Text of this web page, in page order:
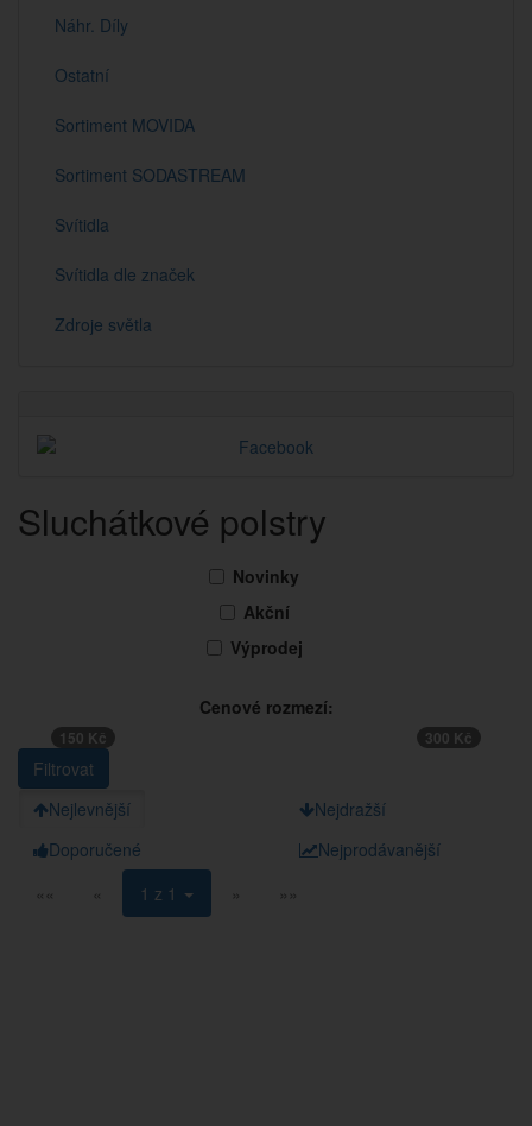
Náhr. Díly
Ostatní
Sortiment MOVIDA
Sortiment SODASTREAM
Svítidla
Svítidla dle značek
Zdroje světla
Sluchátkové polstry
Novinky
Akční
Výprodej
Cenové rozmezí:
150 Kč 300 Kč
Nejlevnější
Nejdražší
Doporučené
Nejprodávanější
««
« 1 z 1 » »»